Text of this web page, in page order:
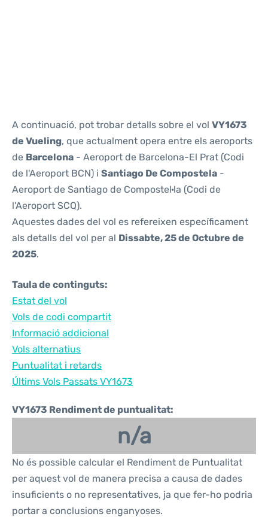
A continuació, pot trobar detalls sobre el vol VY1673
de Vueling, que actualment opera entre els aeroports
de Barcelona - Aeroport de Barcelona-El Prat (Codi
de l'Aeroport BCN) i Santiago De Compostela -
Aeroport de Santiago de Compostel·la (Codi de
l'Aeroport SCQ).
Aquestes dades del vol es refereixen específicament
als detalls del vol per al Dissabte, 25 de Octubre de
2025.
Taula de continguts:
Estat del vol
Vols de codi compartit
Informació addicional
Vols alternatius
Puntualitat i retards
Últims Vols Passats VY1673
VY1673 Rendiment de puntualitat:
n/a
No és possible calcular el Rendiment de Puntualitat
per aquest vol de manera precisa a causa de dades
insuficients o no representatives, ja que fer-ho podria
portar a conclusions enganyoses.